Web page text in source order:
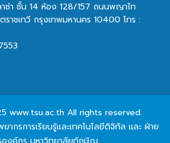
ซ่า ชั้น 14 ห้อง 128/157 ถนนพญาไท
าชเทวี กรุงเทพมหานคร 10400 โทร :
www.tsu.ac.th All rights reserved.
กรการเรียนรู้และเทคโนโลยีดิจิทัล และ ฝ่าย